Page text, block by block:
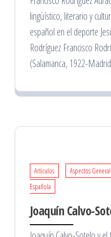
lingüístico, literario y
español en el deporte
Rodríguez Francisco
(Salamanca, 1922-
Artículos Aspectos
Española
Joaquín Calvo-